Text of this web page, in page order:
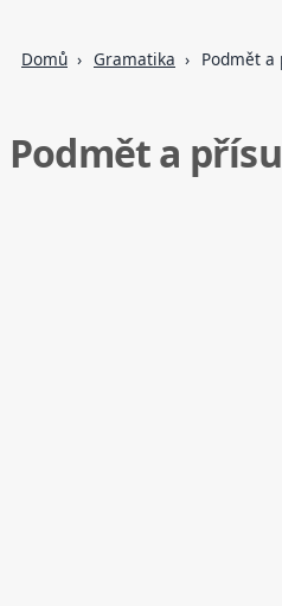
Domů Gramatika Podmět a
Podmět a